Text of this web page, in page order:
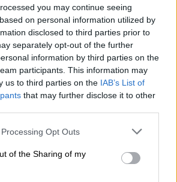
you may continue seeing
on personal information utilized by
disclosed to third parties prior to
separately opt-out of the further
information by third parties on the
participants. This information may
us to third parties on the IAB’s List of
that may further disclose it to other
Opt Outs
of the Sharing of my
DIVERSAS
de Occidente es
del riesgo de una tercera
mundial?
Álvaro Frutos Rosado y Gabinete Geopolítica de